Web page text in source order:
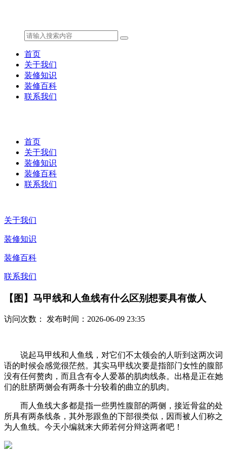
首页
关于我们
装修知识
装修百科
联系我们
首页
关于我们
装修知识
装修百科
联系我们
关于我们
装修知识
装修百科
联系我们
【图】马甲线和人鱼线有什么区别想要具有傲人
访问次数： 发布时间：2026-06-09 23:35
说起马甲线和人鱼线，对它们不太领会的人听到这两次词
语的时候会感觉很茫然。其实马甲线次要是指部门女性的腹部
没有任何赘肉，而且含有令人爱慕的肌肉线条。出格是正在她
们的肚脐两侧会有两条十分较着的曲立的肌肉。
而人鱼线大多都是指一些男性腹部的两侧，接近骨盆的处
所具有两条线条，其外形跟鱼的下部很类似，因而被人们称之
为人鱼线。今天小编就来大师若何分辩这两者吧！